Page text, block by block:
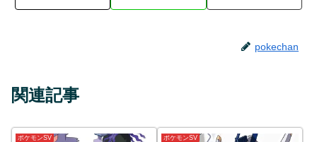
pokechan
関連記事
ポケモンSV ポケモンSV